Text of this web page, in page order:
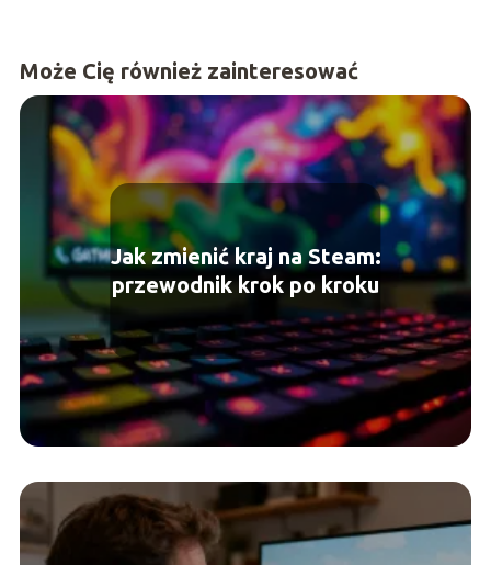
Może Cię również zainteresować
Jak zmienić kraj na Steam:
przewodnik krok po kroku